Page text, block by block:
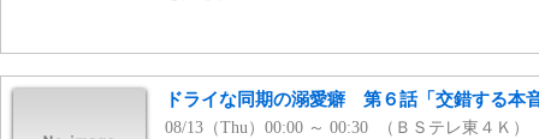
ドライな同期の溺愛癖 第６話「交錯する本
08/13（Thu）00:00 ～ 00:30 （ＢＳテレ東４Ｋ）